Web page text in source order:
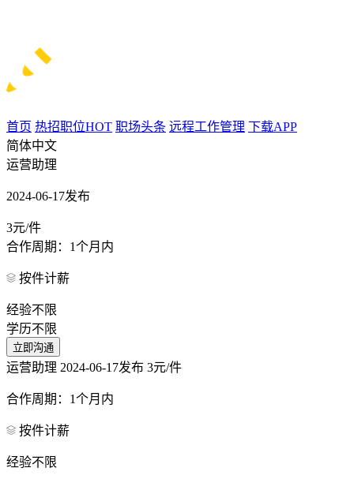
首页 热招职位HOT 职场头条 远程工作管理 下载APP
简体中文
运营助理
2024-06-17发布
3元/件
合作周期：1个月内
按件计薪
经验不限
学历不限
立即沟通
运营助理 2024-06-17发布 3元/件
合作周期：1个月内
按件计薪
经验不限